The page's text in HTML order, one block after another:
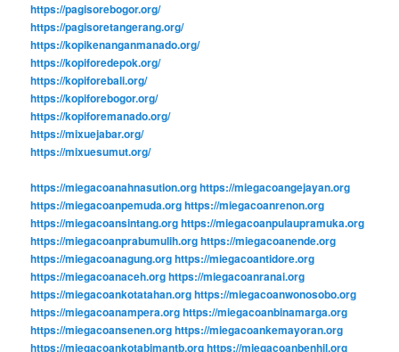
https://pagisorebogor.org/
https://pagisoretangerang.org/
https://kopikenanganmanado.org/
https://kopiforedepok.org/
https://kopiforebali.org/
https://kopiforebogor.org/
https://kopiforemanado.org/
https://mixuejabar.org/
https://mixuesumut.org/
https://miegacoanahnasution.orghttps://miegacoangejayan.org
https://miegacoanpemuda.orghttps://miegacoanrenon.org
https://miegacoansintang.orghttps://miegacoanpulaupramuka.org
https://miegacoanprabumulih.orghttps://miegacoanende.org
https://miegacoanagung.orghttps://miegacoantidore.org
https://miegacoanaceh.orghttps://miegacoanranai.org
https://miegacoankotatahan.orghttps://miegacoanwonosobo.org
https://miegacoanampera.orghttps://miegacoanbinamarga.org
https://miegacoansenen.orghttps://miegacoankemayoran.org
https://miegacoankotabimantb.orghttps://miegacoanbenhil.org